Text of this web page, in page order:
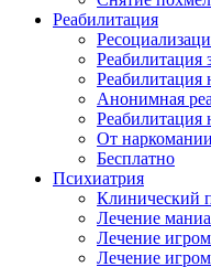
Реабилитация
Реабилитация
Реабилитация
Анонимная
Реабилитация
От наркомании
Бесплатно
Психиатрия
Клинический
Лечение
Лечение
Лечение